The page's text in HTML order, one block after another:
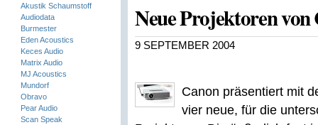
Akustik Schaumstoff
Audiodata
Burmester
Eden Acoustics
Keces Audio
Matrix Audio
MJ Acoustics
Mundorf
Obravo
Pear Audio
Scan Speak
Neue Projektoren von
9 SEPTEMBER 2004
Canon präsentiert mit
vier neue, für die